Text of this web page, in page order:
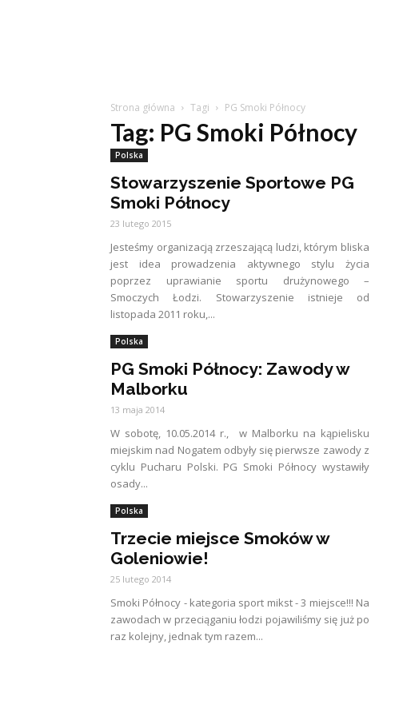
Strona główna Tagi PG Smoki Północy
Tag: PG Smoki Północy
Polska
Stowarzyszenie Sportowe PG
Smoki Północy
23 lutego 2015
Jesteśmy organizacją zrzeszającą ludzi, którym bliska
jest idea prowadzenia aktywnego stylu życia
poprzez uprawianie sportu drużynowego –
Smoczych Łodzi. Stowarzyszenie istnieje od
listopada 2011 roku,...
Polska
PG Smoki Północy: Zawody w
Malborku
13 maja 2014
W sobotę, 10.05.2014 r., w Malborku na kąpielisku
miejskim nad Nogatem odbyły się pierwsze zawody z
cyklu Pucharu Polski. PG Smoki Północy wystawiły
osady...
Polska
Trzecie miejsce Smoków w
Goleniowie!
25 lutego 2014
Smoki Północy - kategoria sport mikst - 3 miejsce!!! Na
zawodach w przeciąganiu łodzi pojawiliśmy się już po
raz kolejny, jednak tym razem...